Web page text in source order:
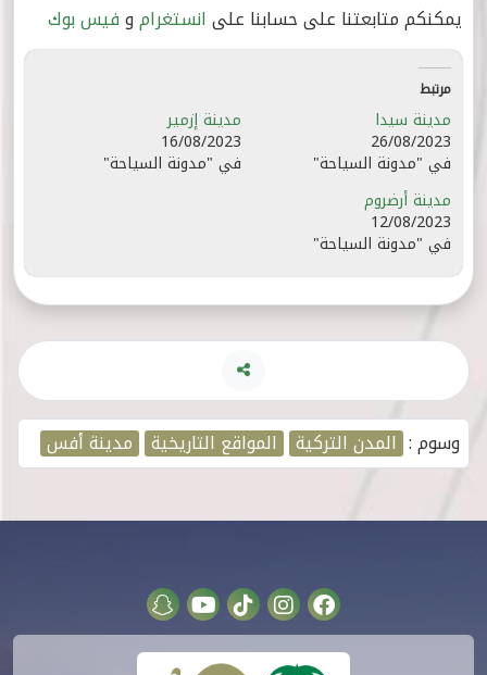
يمكنكم متابعتنا على حسابنا على انستغراموفيس بوك
مرتبط
مدينة سيدا
26/08/2023
في "مدونة السياحة"
مدينة إزمير
16/08/2023
في "مدونة السياحة"
مدينة أرضروم
12/08/2023
في "مدونة السياحة"
وسوم : المدن التركية المواقع التاريخية مدينة أفس